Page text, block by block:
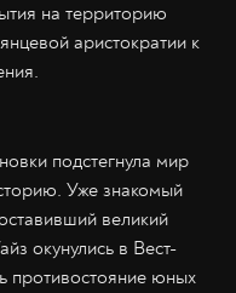
на территорию
аристократии к
подстегнула мир
Уже знакомый
великий
окунулись в Вест-
противостояние юных